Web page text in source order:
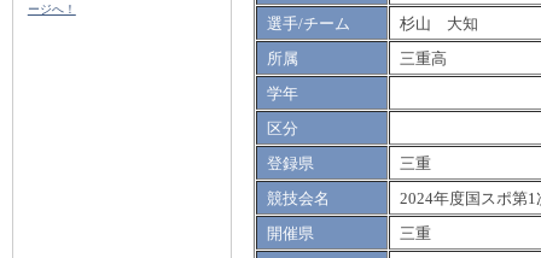
ージへ！
選手/チーム
杉山 大知
所属
三重高
学年
区分
登録県
三重
競技会名
2024年度国スポ第1
開催県
三重